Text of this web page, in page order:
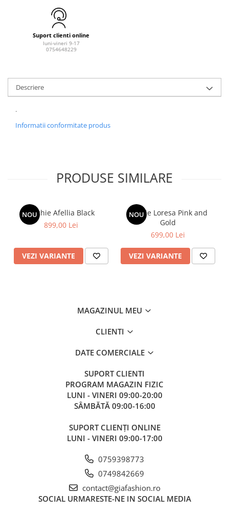
Suport clienti online
luni-vineri 9-17
0754648229
Descriere
.
Informatii conformitate produs
PRODUSE SIMILARE
NOU
Rochie Afellia Black
899,00 Lei
VEZI VARIANTE
NOU
Rochie Loresa Pink and
Gold
699,00 Lei
VEZI VARIANTE
MAGAZINUL MEU
CLIENTI
DATE COMERCIALE
SUPORT CLIENTI
PROGRAM MAGAZIN FIZIC
LUNI - VINERI 09:00-20:00
SÂMBĂTĂ 09:00-16:00
SUPORT CLIENȚI ONLINE
LUNI - VINERI 09:00-17:00
0759398773
0749842669
contact@giafashion.ro
SOCIAL URMARESTE-NE IN SOCIAL MEDIA